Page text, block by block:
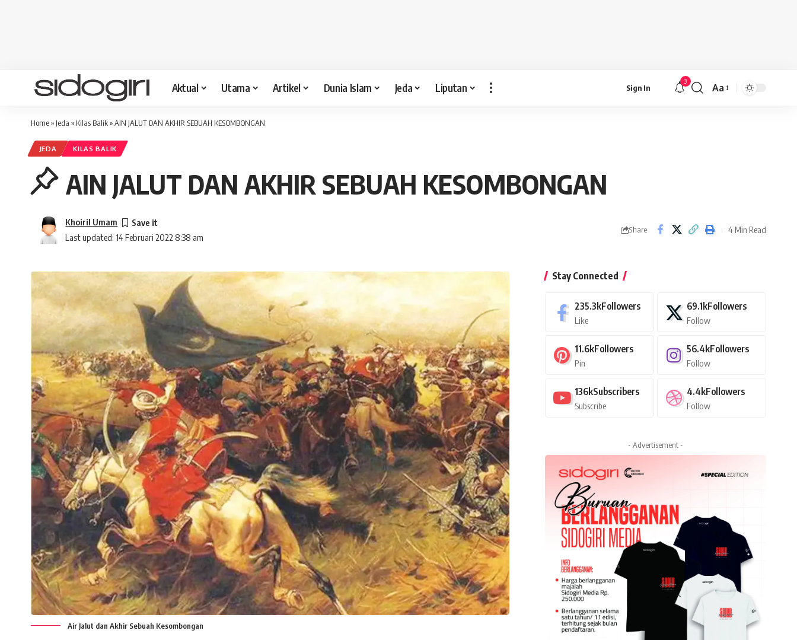
Aktual Utama Artikel Dunia Islam Jeda Liputan Sign In
3
Font
Aa
Home» Jeda » Kilas Balik»AIN JALUT DAN AKHIR SEBUAH KESOMBONGAN
JEDA KILAS BALIK
AIN JALUT DAN AKHIR SEBUAH KESOMBONGAN
Last updated: 14 Februari 2022 8:38 am
Khoiril Umam
Share 4 Min Read
Air Jalut dan Akhir Sebuah Kesombongan
Stay Connected
235.3kFollowers
Like
69.1kFollowers
Follow
11.6kFollowers
Pin
56.4kFollowers
Follow
136kSubscribers
Subscribe
4.4kFollowers
Follow
- Advertisement -